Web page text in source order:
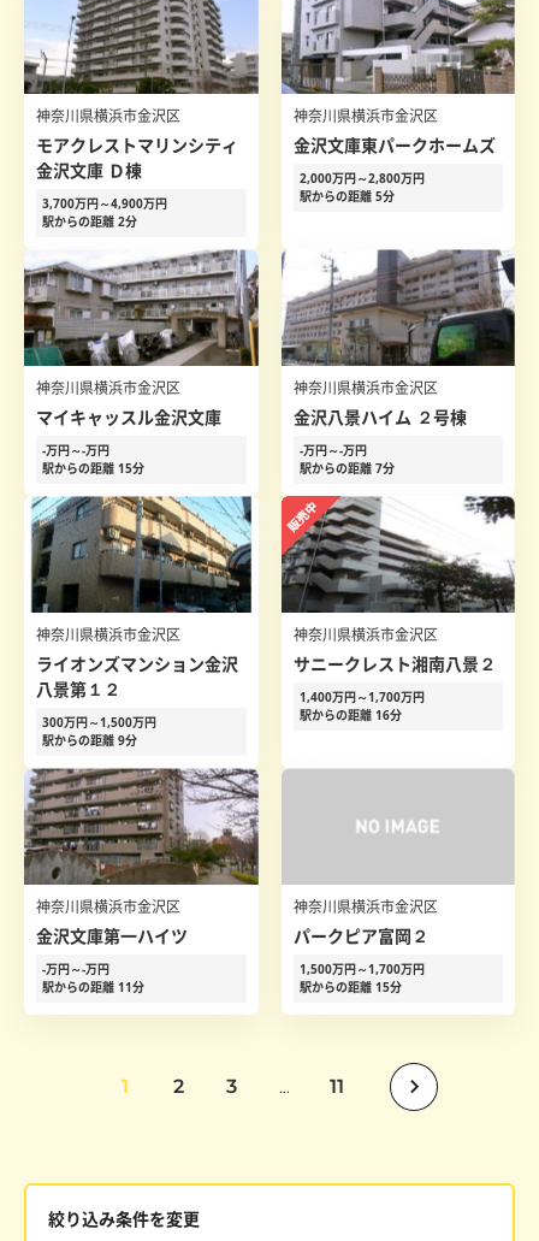
神奈川県横浜市金沢区
モアクレストマリンシティ
金沢文庫 Ｄ棟
3,700万円～4,900万円
駅からの距離 2分
神奈川県横浜市金沢区
金沢文庫東パークホームズ
2,000万円～2,800万円
駅からの距離 5分
神奈川県横浜市金沢区
マイキャッスル金沢文庫
-万円～-万円
駅からの距離 15分
神奈川県横浜市金沢区
金沢八景ハイム ２号棟
-万円～-万円
駅からの距離 7分
神奈川県横浜市金沢区
ライオンズマンション金沢
八景第１２
300万円～1,500万円
駅からの距離 9分
神奈川県横浜市金沢区
サニークレスト湘南八景２
1,400万円～1,700万円
駅からの距離 16分
神奈川県横浜市金沢区
金沢文庫第一ハイツ
-万円～-万円
駅からの距離 11分
神奈川県横浜市金沢区
パークピア富岡２
1,500万円～1,700万円
駅からの距離 15分
1 2 3 ... 11
絞り込み条件を変更